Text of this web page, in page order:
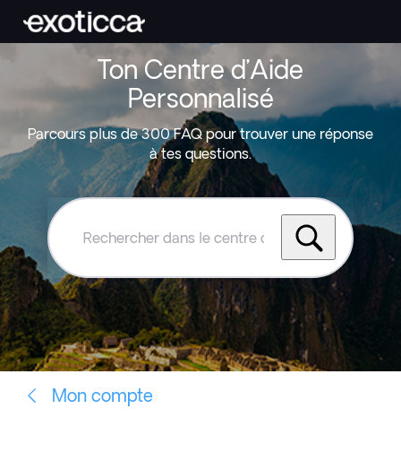
Ton Centre d’Aide
Personnalisé
Parcours plus de 300 FAQ pour trouver une réponse
à tes questions.
Rechercher
le
centre
d'aide
Exoticca
Mon compte